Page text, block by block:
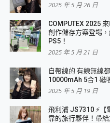
2025 年 5 月 26 日
COMPUTEX 2025
創作儲存方案登場
PS5！
2025 年 5 月 21 日
自帶線的 有線無線
10000mAh 5合1 磁
2025 年 5 月 19 日
飛利浦 JS7310 ⚡
靠的旅行夥伴！帶